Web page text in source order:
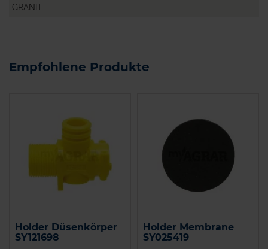
GRANIT
Empfohlene Produkte
Holder Düsenkörper
SY121698
Holder Membrane
SY025419